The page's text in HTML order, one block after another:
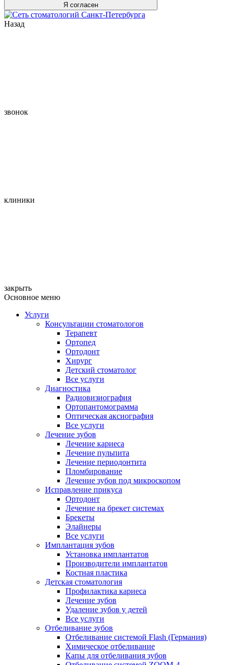
Я согласен
Назад
звонок
клиники
закрыть
Основное меню
Услуги
Консультации стоматологов
Терапевт
Ортопед
Ортодонт
Хирург
Детский стоматолог
Все услуги
Диагностика
Радиовизиография
Ортопантомограмма
Оптическая аксиография
Все услуги
Лечение зубов
Лечение кариеса
Лечение пульпита
Лечение периодонтита
Пломбирование
Лечение зубов под микроскопом
Исправление прикуса
Ортодонт
Лечение на брекет системах
Брекеты
Элайнеры
Все услуги
Имплантация зубов
Установка имплантатов
Производители имплантатов
Костная пластика
Детская стоматология
Профилактика кариеса
Лечение зубов
Удаление зубов у детей
Все услуги
Отбеливание зубов
Отбеливание системой Flash (Германия)
Химическое отбеливание
Капы для отбеливания зубов